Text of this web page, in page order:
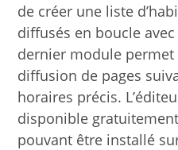
de créer une liste
diffusés en boucle
dernier module
diffusion de pages
horaires précis.
disponible
pouvant être installé